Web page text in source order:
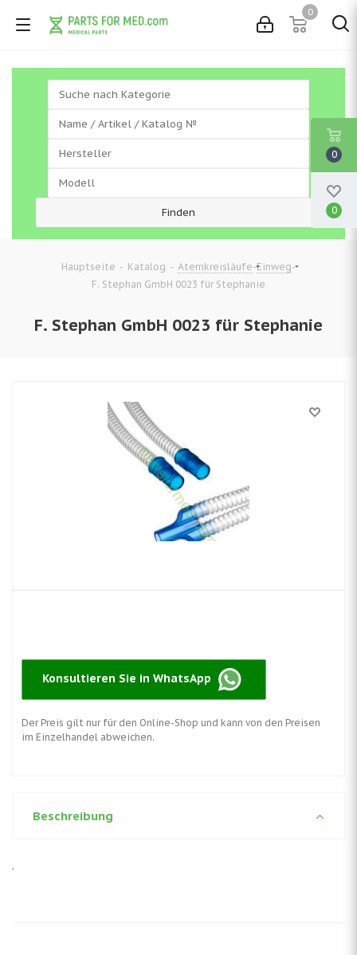
0
Hauptseite - Katalog - Atemkreisläufe-Einweg-
F. Stephan GmbH 0023 für Stephanie
F. Stephan GmbH 0023 für Stephanie
Konsultieren Sie in WhatsApp
Der Preis gilt nur für den Online-Shop und kann von den Preisen
im Einzelhandel abweichen.
Beschreibung
.
0
0